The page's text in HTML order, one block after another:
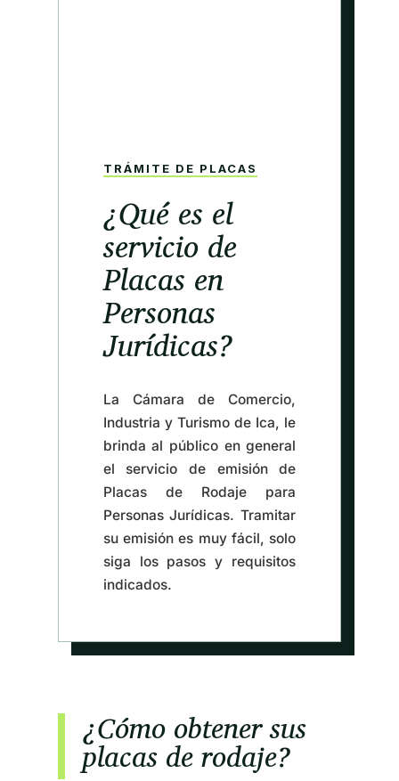
TRÁMITE DE PLACAS
¿Qué es el
servicio de
Placas en
Personas
Jurídicas?
La Cámara de Comercio,
Industria y Turismo de Ica, le
brinda al público en general
el servicio de emisión de
Placas de Rodaje para
Personas Jurídicas. Tramitar
su emisión es muy fácil, solo
siga los pasos y requisitos
indicados.
¿Cómo obtener sus
placas de rodaje?